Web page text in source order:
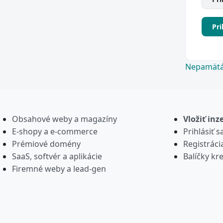
Obsahové weby a magazíny
E-shopy a e-commerce
Prémiové domény
SaaS, softvér a aplikácie
Firemné weby a lead-gen
Vložiť
Prihlásiť
Balíčky